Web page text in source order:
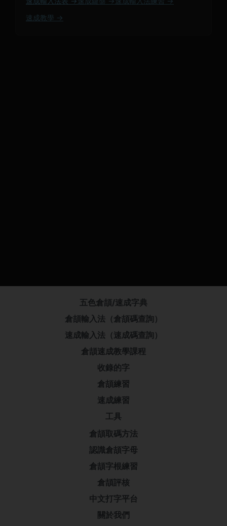
速成教學 →
五色倉頡/速成字典
倉頡輸入法（倉頡碼查詢）
速成輸入法（速成碼查詢）
倉頡速成教學課程
收錄的字
倉頡練習
速成練習
工具
倉頡取碼方法
認識倉頡字母
倉頡字根練習
倉頡評核
中文打字平台
關於我們